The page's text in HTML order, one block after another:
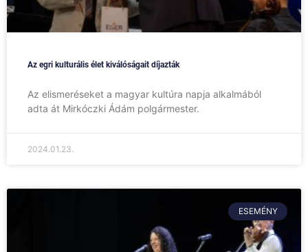
Az egri kulturális élet kiválóságait díjazták
Az elismeréseket a magyar kultúra napja alkalmából
adta át Mirkóczki Ádám polgármester.
2024.01.23.
ESEMÉNY